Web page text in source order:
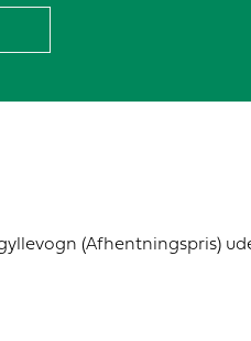
(Afhentningspris)